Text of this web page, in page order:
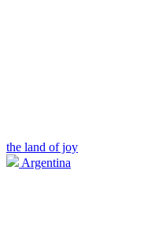
the land of joy
Argentina